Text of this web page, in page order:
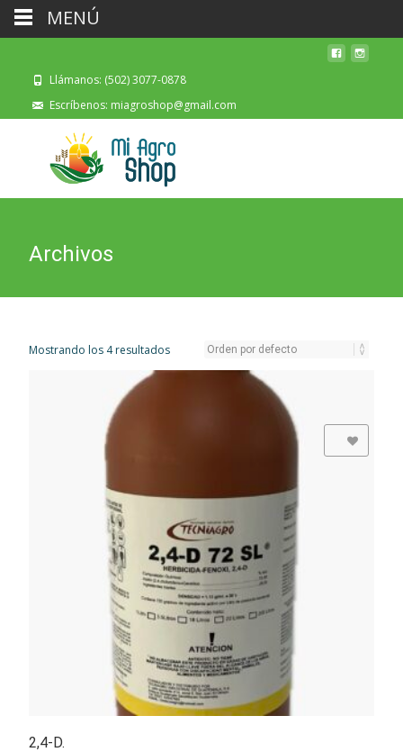
Llámanos: (502) 3077-0878
Escríbenos: miagroshop@gmail.com
Archivos
Mostrando los 4 resultados
2,4-D.
MENÚ